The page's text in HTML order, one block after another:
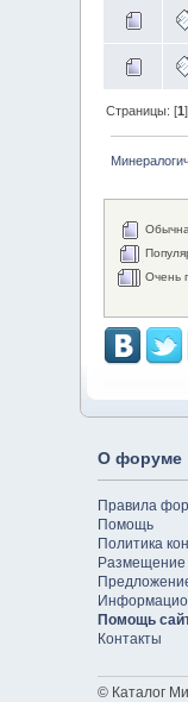
Страницы: [1
Очень
О форуме
Правила
Помощь
Политика
Размещение
Помощь
Контакты
© Каталог